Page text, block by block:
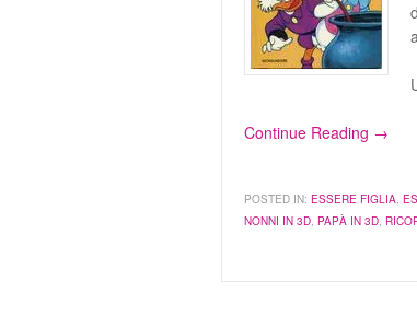
Continue Reading →
POSTED IN: ESSERE FIGLIA,
NONNI IN 3D, PAPÀ IN 3D,